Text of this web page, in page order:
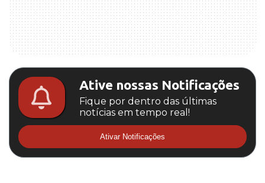
Ative nossas Notificações
Fique por dentro das últimas
notícias em tempo real!
Ativar Notificações